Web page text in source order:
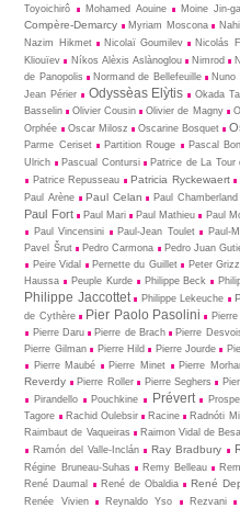
Toyoichirô
Mohamed Aouine Moine Jin-
Compère-Demarcy
Myriam Moscona
Nazim Hikmet
Nicolaï Goumilev Nicolás
Kliouïev
Níkos Alèxis Aslànoglou Nimrod
de Panopolis
Normand de Bellefeuille Nuno
Jean Périer
Odyssèas Elỳtis Okada
Basselin
Olivier Cousin Olivier de Magny
Orphée
Oscar Milosz Oscarine Bosquet
Parme Ceriset Partition Rouge Pascal
Ulrich
Pascual Contursi Patrice de La Tour
Patrice Repusseau Patricia Ryckewaert
Paul Arène
Paul Celan Paul Chamberland
Paul Fort Paul Mari Paul Mathieu Paul
Paul Vincensini
Paul-Jean Toulet Paul-
Pavel Šrut
Pedro Carmona Pedro Juan
Peire Vidal
Pernette du Guillet Peter
Haussa
Peuple Kurde Philippe Beck
Philippe Jaccottet Philippe Lekeuche
de Cythère
Pier Paolo Pasolini
Pierre Daru
Pierre de Brach Pierre
Pierre Gilman
Pierre Hild Pierre Jourde
Pierre Maubé Pierre Minet Pierre
Reverdy
Pierre Roller Pierre Seghers
Pirandello
Pouchkine Prévert
Tagore
Rachid Oulebsir Racine Radnóti
Raimbaut de Vaqueiras
Raimon Vidal de
Ramón del Valle-Inclán
Ray Bradbury
Régine Bruneau-Suhas Remy Belleau
René Daumal René de Obaldia René
Renée Vivien
Reynaldo Yso Rezvani